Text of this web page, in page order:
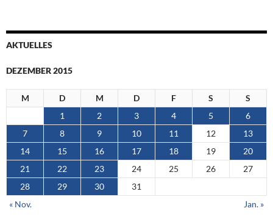
AKTUELLES
DEZEMBER 2015
M D M D F S
S
1
2 3 4 5
6
7
8 9 10 11 12
13
14
15 16 17 18 19
20
21
22 23 24 25 26
27
28
29 30
31
« Nov.
Jan. »